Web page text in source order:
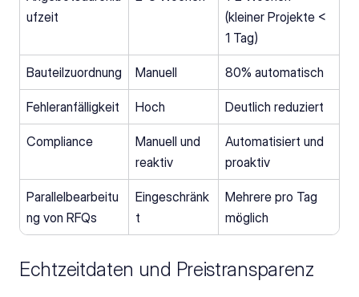
ufzeit
(kleiner Projekte <
1 Tag)
Bauteilzuordnung Manuell 80% automatisch
Fehleranfälligkeit Hoch Deutlich reduziert
Compliance
Manuell und
reaktiv
Automatisiert und
proaktiv
Parallelbearbeitu
ng von RFQs
Eingeschränk
t
Mehrere pro Tag
möglich
Echtzeitdaten und Preistransparenz